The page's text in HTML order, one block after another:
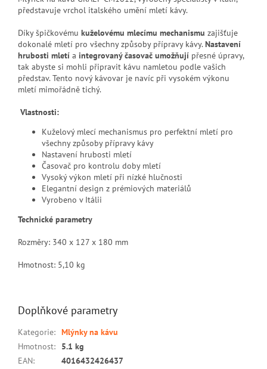
představuje vrchol italského umění mletí kávy.
Díky špičkovému kuželovému mlecímu mechanismu zajišťuje
dokonalé mletí pro všechny způsoby přípravy kávy.Nastavení
hrubosti mletí a integrovaný časovač umožňují přesné úpravy,
tak abyste si mohli připravit kávu namletou podle vašich
představ. Tento nový kávovar je navíc při vysokém výkonu
mletí mimořádně tichý.
Vlastnosti:
Kuželový mlecí mechanismus pro perfektní mletí pro
všechny způsoby přípravy kávy
Nastavení hrubosti mletí
Časovač pro kontrolu doby mletí
Vysoký výkon mletí při nízké hlučnosti
Elegantní design z prémiových materiálů
Vyrobeno v Itálii
Technické parametry
Rozměry: 340 x 127 x 180 mm
Hmotnost: 5,10 kg
Doplňkové parametry
Kategorie: Mlýnky na kávu
Hmotnost:
5.1 kg
EAN: 4016432426437